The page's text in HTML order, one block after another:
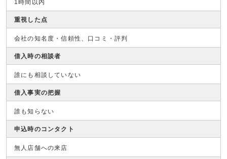
1時間以内
重視した点
会社の知名度・信頼性、口コミ・評判
借入時の相談者
誰にも相談していない
借入事実の把握
誰も知らない
申込時のコンタクト
無人店舗への来店